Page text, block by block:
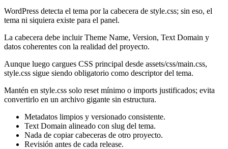
WordPress detecta el tema por la cabecera de style.css; sin eso, el
tema ni siquiera existe para el panel.
La cabecera debe incluir Theme Name, Version, Text Domain y
datos coherentes con la realidad del proyecto.
Aunque luego cargues CSS principal desde assets/css/main.css,
style.css sigue siendo obligatorio como descriptor del tema.
Mantén en style.css solo reset mínimo o imports justificados; evita
convertirlo en un archivo gigante sin estructura.
Metadatos limpios y versionado consistente.
Text Domain alineado con slug del tema.
Nada de copiar cabeceras de otro proyecto.
Revisión antes de cada release.